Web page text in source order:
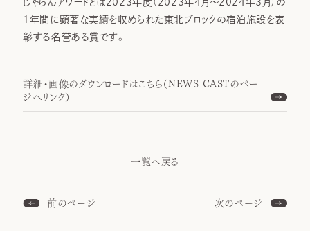
1年間に顕著な実績を収められた東北ブロックの宿泊施設を表
彰する名誉ある賞です。
詳細・画像のダウンロードはこちら（NEWS CASTのペー
ジへリンク）
前のページ
一覧へ戻る
次のページ